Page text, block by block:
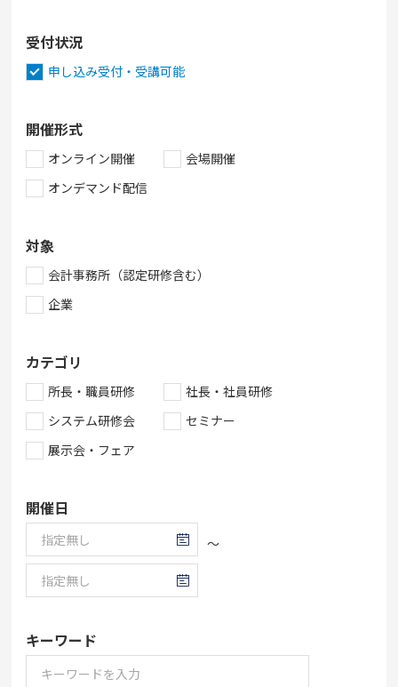
受付状況
申し込み受付・受講可能
開催形式
オンライン開催
会場開催
オンデマンド配信
対象
会計事務所（認定研修含む）
企業
カテゴリ
所長・職員研修
社長・社員研修
システム研修会
セミナー
展示会・フェア
開催日
～
キーワード